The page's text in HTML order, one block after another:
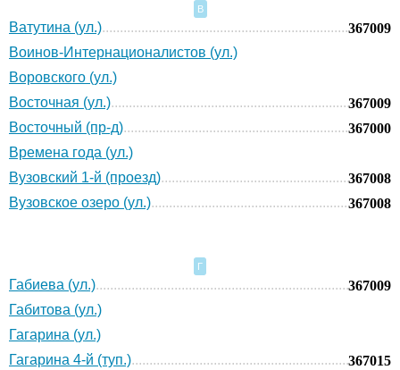
В
Ватутина (ул.)
367009
Воинов-Интернационалистов (ул.)
Воровского (ул.)
Восточная (ул.)
367009
Восточный (пр-д)
367000
Времена года (ул.)
Вузовский 1-й (проезд)
367008
Вузовское озеро (ул.)
367008
Г
Габиева (ул.)
367009
Габитова (ул.)
Гагарина (ул.)
Гагарина 4-й (туп.)
367015